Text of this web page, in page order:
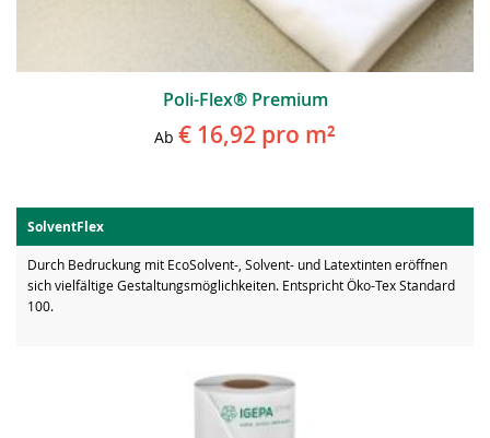
Poli-Flex® Premium
Ab € 16,92 pro m²
SolventFlex
Durch Bedruckung mit EcoSolvent-, Solvent- und Latextinten eröffnen
sich vielfältige Gestaltungsmöglichkeiten. Entspricht Öko-Tex Standard
100.